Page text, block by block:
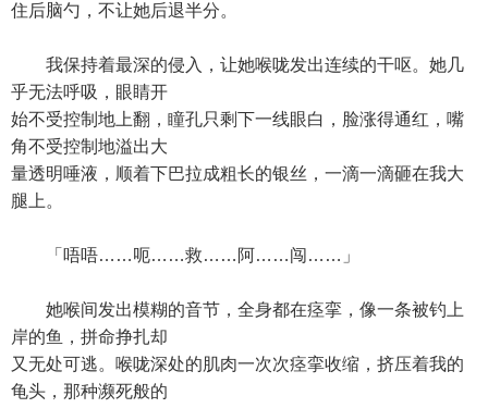
住后脑勺，不让她后退半分。
我保持着最深的侵入，让她喉咙发出连续的干呕。她几
乎无法呼吸，眼睛开
始不受控制地上翻，瞳孔只剩下一线眼白，脸涨得通红，嘴
角不受控制地溢出大
量透明唾液，顺着下巴拉成粗长的银丝，一滴一滴砸在我大
腿上。
「唔唔……呃……救……阿……闯……」
她喉间发出模糊的音节，全身都在痉挛，像一条被钓上
岸的鱼，拼命挣扎却
又无处可逃。喉咙深处的肌肉一次次痉挛收缩，挤压着我的
龟头，那种濒死般的